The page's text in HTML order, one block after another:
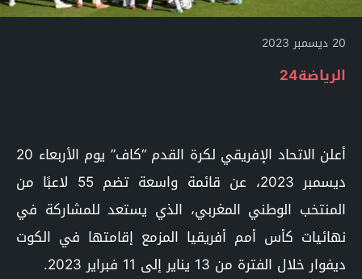
20 ديسمبر 2023
الرياضة24
أعلن الاتحاد الإفريقي لكرة القدم “كاف” يوم الأربعاء 20
ديسمبر 2023، عن قائمة واسعة تضم 55 لاعبًا من
المنتخب الوطني المغربي، الذي يستعد للمشاركة في
نهائيات كأس أمم أفريقيا المزمع إقامتها في الكوت
ديفوار خلال الفترة من 13 يناير إلى 11 فبراير 2023.